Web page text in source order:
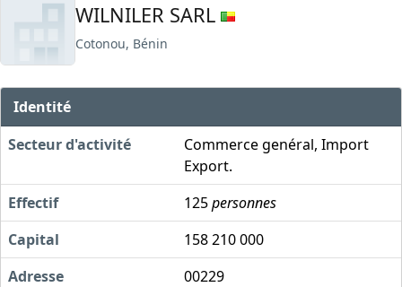
WILNILER SARL
Cotonou, Bénin
Identité
Secteur d'activité
Commerce genéral, Import
Export.
Effectif
125personnes
Capital
158 210 000
Adresse
00229